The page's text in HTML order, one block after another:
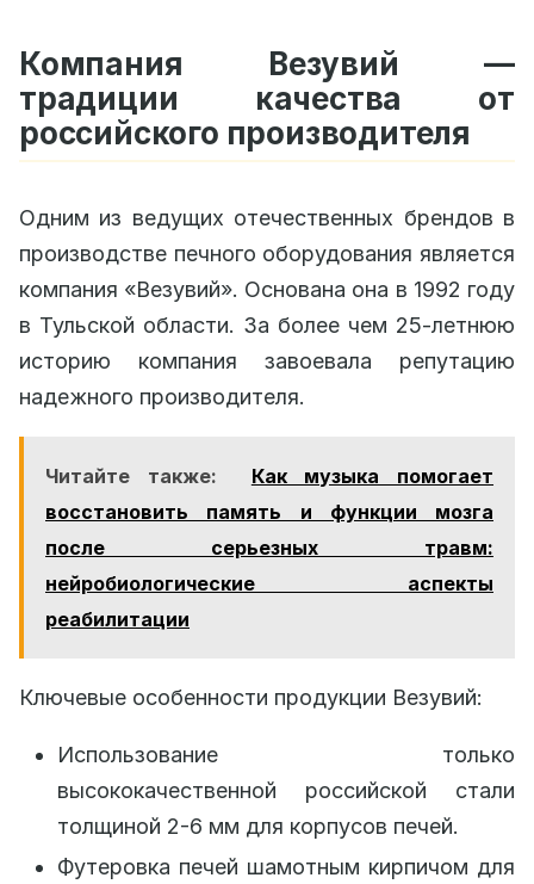
Компания Везувий —
традиции качества от
российского производителя
Одним из ведущих отечественных брендов в
производстве печного оборудования является
компания «Везувий». Основана она в 1992 году
в Тульской области. За более чем 25-летнюю
историю компания завоевала репутацию
надежного производителя.
Читайте также:
Как музыка помогает
восстановить память и функции мозга
после серьезных травм:
нейробиологические аспекты
реабилитации
Ключевые особенности продукции Везувий:
Использование только
высококачественной российской стали
толщиной 2-6 мм для корпусов печей.
Футеровка печей шамотным кирпичом для